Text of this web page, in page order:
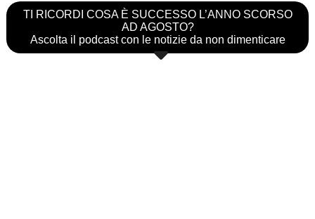
TI RICORDI COSA È SUCCESSO L’ANNO SCORSO
AD AGOSTO?
Ascolta il podcast con le notizie da non dimenticare